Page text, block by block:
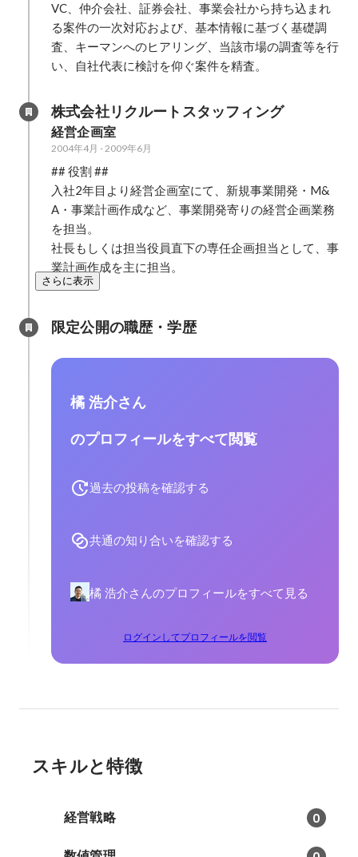
VC、仲介会社、証券会社、事業会社から持ち込まれ
る案件の一次対応および、基本情報に基づく基礎調
査、キーマンへのヒアリング、当該市場の調査等を行
い、自社代表に検討を仰ぐ案件を精査。
株式会社リクルートスタッフィング
経営企画室
2004年4月 -2009年6月
## 役割 ##
入社2年目より経営企画室にて、新規事業開発・M&
A・事業計画作成など、事業開発寄りの経営企画業務
を担当。
社長もしくは担当役員直下の専任企画担当として、事
業計画作成を主に担当。
さらに表示
限定公開の職歴・学歴
橘 浩介さん
のプロフィールをすべて閲覧
過去の投稿を確認する
共通の知り合いを確認する
橘 浩介さんのプロフィールをすべて見る
ログインしてプロフィールを閲覧
スキルと特徴
経営戦略 0